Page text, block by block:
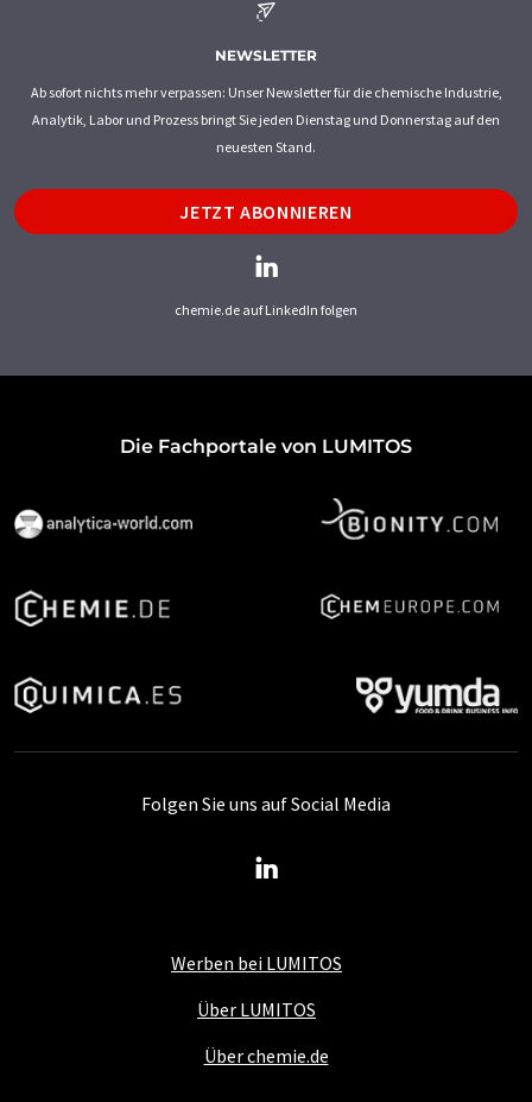
NEWSLETTER
Ab sofort nichts mehr verpassen: Unser Newsletter für die chemische Industrie,
Analytik, Labor und Prozess bringt Sie jeden Dienstag und Donnerstag auf den
neuesten Stand.
JETZT ABONNIEREN
chemie.de auf LinkedIn folgen
Die Fachportale von LUMITOS
Werben bei LUMITOS
Über LUMITOS
Über chemie.de
Folgen Sie uns auf Social Media